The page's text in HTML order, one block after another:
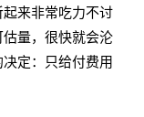
来非常吃力不讨
量，很快就会沦
定：只给付费用